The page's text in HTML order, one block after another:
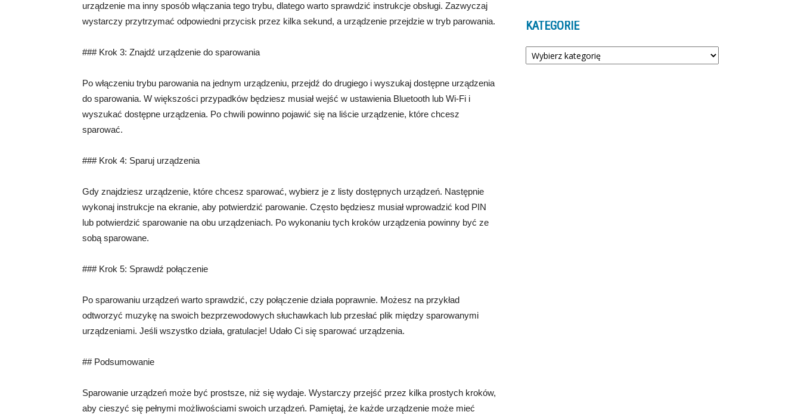
urządzenie ma inny sposób włączania tego trybu, dlatego warto sprawdzić instrukcje obsługi. Zazwyczaj
wystarczy przytrzymać odpowiedni przycisk przez kilka sekund, a urządzenie przejdzie w tryb parowania.
### Krok 3: Znajdź urządzenie do sparowania
Po włączeniu trybu parowania na jednym urządzeniu, przejdź do drugiego i wyszukaj dostępne urządzenia
do sparowania. W większości przypadków będziesz musiał wejść w ustawienia Bluetooth lub Wi-Fi i
wyszukać dostępne urządzenia. Po chwili powinno pojawić się na liście urządzenie, które chcesz
sparować.
### Krok 4: Sparuj urządzenia
Gdy znajdziesz urządzenie, które chcesz sparować, wybierz je z listy dostępnych urządzeń. Następnie
wykonaj instrukcje na ekranie, aby potwierdzić parowanie. Często będziesz musiał wprowadzić kod PIN
lub potwierdzić sparowanie na obu urządzeniach. Po wykonaniu tych kroków urządzenia powinny być ze
sobą sparowane.
### Krok 5: Sprawdź połączenie
Po sparowaniu urządzeń warto sprawdzić, czy połączenie działa poprawnie. Możesz na przykład
odtworzyć muzykę na swoich bezprzewodowych słuchawkach lub przesłać plik między sparowanymi
urządzeniami. Jeśli wszystko działa, gratulacje! Udało Ci się sparować urządzenia.
## Podsumowanie
Sparowanie urządzeń może być prostsze, niż się wydaje. Wystarczy przejść przez kilka prostych kroków,
aby cieszyć się pełnymi możliwościami swoich urządzeń. Pamiętaj, że każde urządzenie może mieć
KATEGORIE
Kategorie